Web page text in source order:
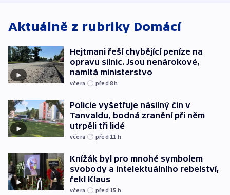
Aktuálně z rubriky Domácí
Hejtmani řeší chybějící peníze na
opravu silnic. Jsou nenárokové,
namítá ministerstvo
včera před 8h
Policie vyšetřuje násilný čin v
Tanvaldu, bodná zranění při něm
utrpěli tři lidé
včera před 11 h
Knížák byl pro mnohé symbolem
svobody a intelektuálního rebelství,
řekl Klaus
včera před 15 h